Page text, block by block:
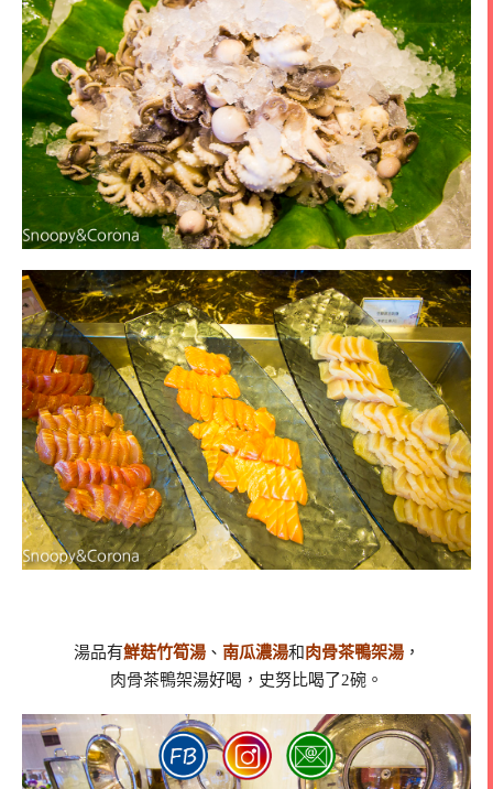
湯品有鮮菇竹筍湯、 南瓜濃湯和肉骨茶鴨架湯，
肉骨茶鴨架湯好喝，史努比喝了2碗。